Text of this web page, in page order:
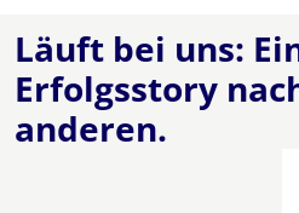
Läuft bei uns:
Erfolgsstory
anderen.